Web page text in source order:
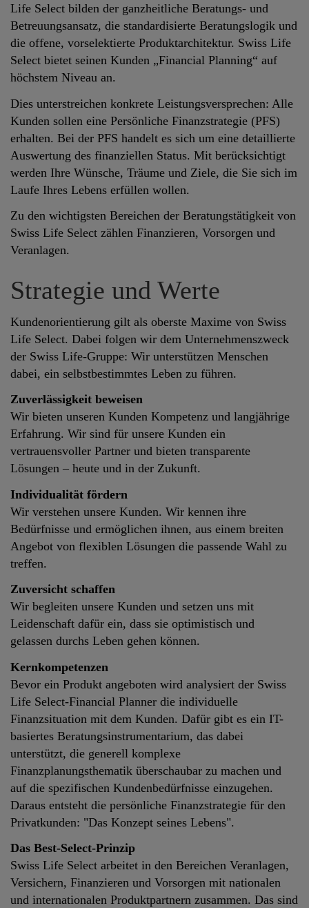
Life Select bilden der ganzheitliche Beratungs- und
Betreuungsansatz, die standardisierte Beratungslogik und
die offene, vorselektierte Produktarchitektur. Swiss Life
Select bietet seinen Kunden „Financial Planning“ auf
höchstem Niveau an.
Dies unterstreichen konkrete Leistungsversprechen: Alle
Kunden sollen eine Persönliche Finanzstrategie (PFS)
erhalten. Bei der PFS handelt es sich um eine detaillierte
Auswertung des finanziellen Status. Mit berücksichtigt
werden Ihre Wünsche, Träume und Ziele, die Sie sich im
Laufe Ihres Lebens erfüllen wollen.
Zu den wichtigsten Bereichen der Beratungstätigkeit von
Swiss Life Select zählen Finanzieren, Vorsorgen und
Veranlagen.
Strategie und Werte
Kundenorientierung gilt als oberste Maxime von Swiss
Life Select. Dabei folgen wir dem Unternehmenszweck
der Swiss Life-Gruppe: Wir unterstützen Menschen
dabei, ein selbstbestimmtes Leben zu führen.
Zuverlässigkeit beweisen
Wir bieten unseren Kunden Kompetenz und langjährige
Erfahrung. Wir sind für unsere Kunden ein
vertrauensvoller Partner und bieten transparente
Lösungen – heute und in der Zukunft.
Individualität fördern
Wir verstehen unsere Kunden. Wir kennen ihre
Bedürfnisse und ermöglichen ihnen, aus einem breiten
Angebot von flexiblen Lösungen die passende Wahl zu
treffen.
Zuversicht schaffen
Wir begleiten unsere Kunden und setzen uns mit
Leidenschaft dafür ein, dass sie optimistisch und
gelassen durchs Leben gehen können.
Kernkompetenzen
Bevor ein Produkt angeboten wird analysiert der Swiss
Life Select-Financial Planner die individuelle
Finanzsituation mit dem Kunden. Dafür gibt es ein IT-
basiertes Beratungsinstrumentarium, das dabei
unterstützt, die generell komplexe
Finanzplanungsthematik überschaubar zu machen und
auf die spezifischen Kundenbedürfnisse einzugehen.
Daraus entsteht die persönliche Finanzstrategie für den
Privatkunden: "Das Konzept seines Lebens".
Das Best-Select-Prinzip
Swiss Life Select arbeitet in den Bereichen Veranlagen,
Versichern, Finanzieren und Vorsorgen mit nationalen
und internationalen Produktpartnern zusammen. Das sind